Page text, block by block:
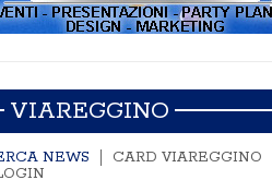
VIAREGGINO
NEWS
CARD VIAREGGINO